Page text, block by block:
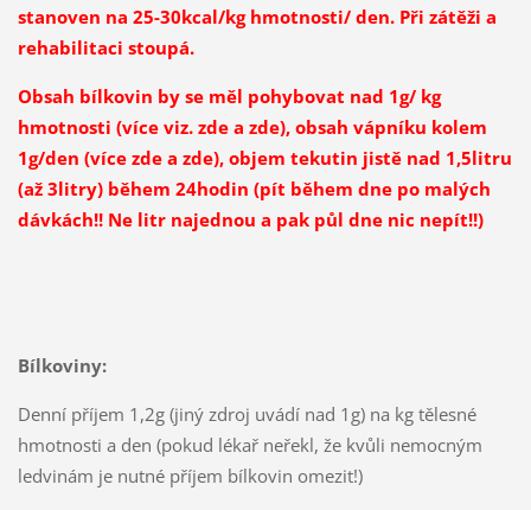
stanoven na 25-30kcal/kg hmotnosti/ den. Při zátěži a
rehabilitaci stoupá.
Obsah bílkovin by se měl pohybovat nad 1g/ kg
hmotnosti (více viz. zde a zde), obsah vápníku kolem
1g/den (více zde a zde), objem tekutin jistě nad 1,5litru
(až 3litry) během 24hodin (pít během dne po malých
dávkách!! Ne litr najednou a pak půl dne nic nepít!!)
Bílkoviny:
Denní příjem 1,2g (jiný zdroj uvádí nad 1g) na kg tělesné
hmotnosti a den (pokud lékař neřekl, že kvůli nemocným
ledvinám je nutné příjem bílkovin omezit!)